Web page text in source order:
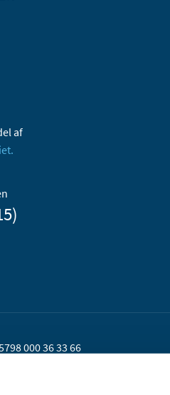
af
000 36 33 66